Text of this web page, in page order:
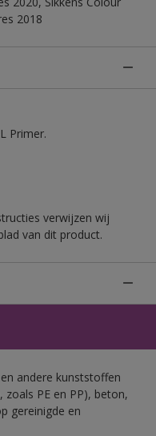
2018
Primer.
verwijzen wij
van dit product.
andere kunststoffen
PE en PP), beton,
gereinigde en